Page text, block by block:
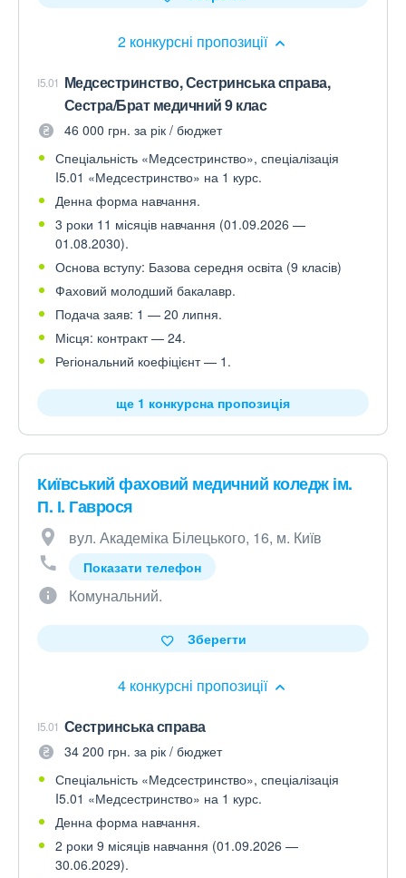
2 конкурсні пропозиції
I5.01 Медсестринство, Сестринська справа,
Сестра/Брат медичний 9 клас
46 000 грн. за рік / бюджет
Спеціальність «Медсестринство», спеціалізація
I5.01 «Медсестринство» на 1 курс.
Денна форма навчання.
3 роки 11 місяців навчання (01.09.2026 —
01.08.2030).
Основа вступу: Базова середня освіта (9 класів)
Фаховий молодший бакалавр.
Подача заяв: 1 — 20 липня.
Місця: контракт — 24.
Регіональний коефіцієнт — 1.
ще 1 конкурсна пропозиція
Київський фаховий медичний коледж ім.
П. І. Гаврося
вул. Академіка Білецького, 16, м. Київ
Показати телефон
Комунальний.
4 конкурсні пропозиції
Зберегти
I5.01 Сестринська справа
34 200 грн. за рік / бюджет
Спеціальність «Медсестринство», спеціалізація
I5.01 «Медсестринство» на 1 курс.
Денна форма навчання.
2 роки 9 місяців навчання (01.09.2026 —
30.06.2029).